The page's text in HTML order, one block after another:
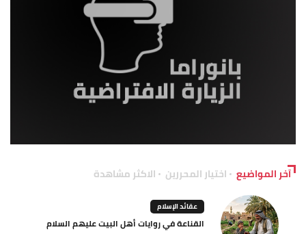
آخر المواضيع اختيار المحررين الاكثر مشاهدة
عقائد الإسلام
القناعة في روايات أهل البيت عليهم السلام